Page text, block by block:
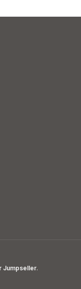
Jumpseller.